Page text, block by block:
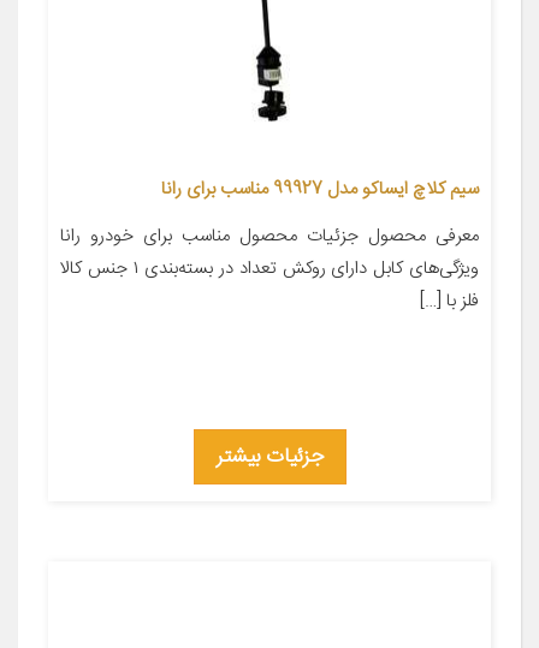
سیم کلاچ ایساکو مدل 99927 مناسب برای رانا
معرفی محصول جزئیات محصول مناسب برای خودرو رانا
ویژگی‌های کابل دارای روکش تعداد در بسته‌بندی ۱ جنس کالا
فلز با […]
جزئیات بیشتر